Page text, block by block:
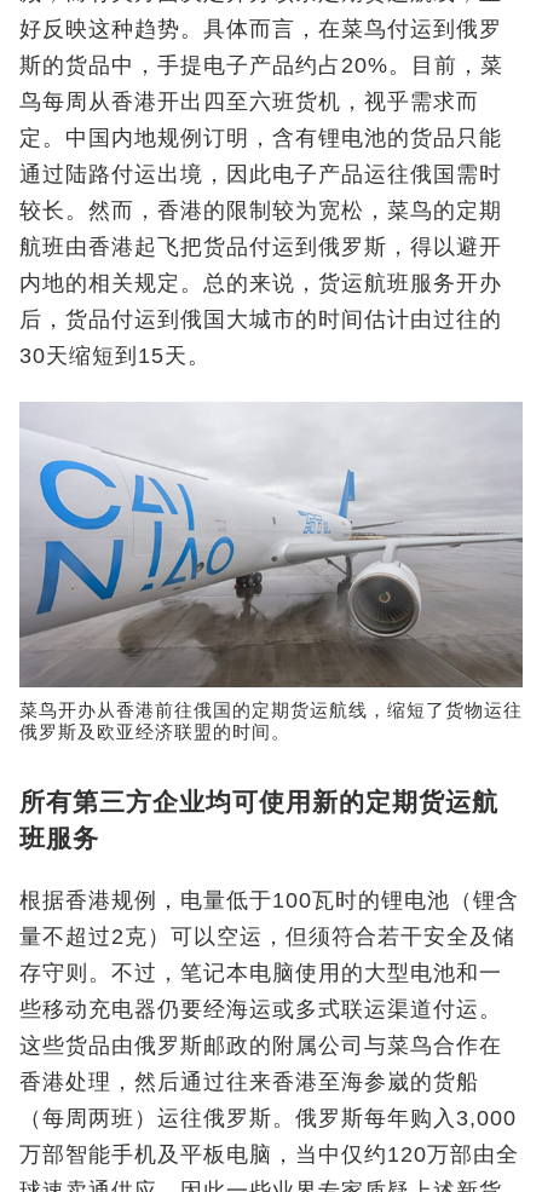
好反映这种趋势。具体而言，在菜鸟付运到俄罗
斯的货品中，手提电子产品约占20%。目前，菜
鸟每周从香港开出四至六班货机，视乎需求而
定。中国内地规例订明，含有锂电池的货品只能
通过陆路付运出境，因此电子产品运往俄国需时
较长。然而，香港的限制较为宽松，菜鸟的定期
航班由香港起飞把货品付运到俄罗斯，得以避开
内地的相关规定。总的来说，货运航班服务开办
后，货品付运到俄国大城市的时间估计由过往的
30天缩短到15天。
菜鸟开办从香港前往俄国的定期货运航线，缩短了货物运往
俄罗斯及欧亚经济联盟的时间。
所有第三方企业均可使用新的定期货运航
班服务
根据香港规例，电量低于100瓦时的锂电池（锂含
量不超过2克）可以空运，但须符合若干安全及储
存守则。不过，笔记本电脑使用的大型电池和一
些移动充电器仍要经海运或多式联运渠道付运。
这些货品由俄罗斯邮政的附属公司与菜鸟合作在
香港处理，然后通过往来香港至海参崴的货船
（每周两班）运往俄罗斯。俄罗斯每年购入3,000
万部智能手机及平板电脑，当中仅约120万部由全